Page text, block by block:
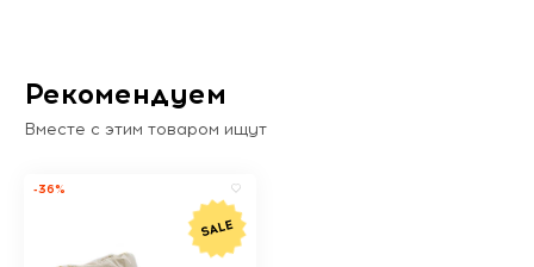
Рекомендуем
Вместе с этим товаром ищут
-36%